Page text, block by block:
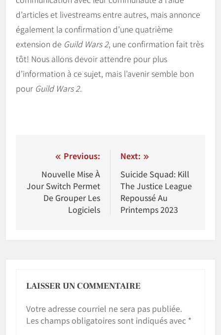
d’articles et livestreams entre autres, mais annonce
également la confirmation d’une quatrième
extension de Guild Wars 2, une confirmation fait très
tôt! Nous allons devoir attendre pour plus
d’information à ce sujet, mais l’avenir semble bon
pour Guild Wars 2.
Navigation
l'article
Previous:
Nouvelle Mise À
Jour Switch Permet
De Grouper Les
Logiciels
Next:
Suicide Squad: Kill
The Justice League
Repoussé Au
Printemps 2023
LAISSER UN COMMENTAIRE
Votre adresse courriel ne sera pas publiée.
Les champs obligatoires sont indiqués avec *